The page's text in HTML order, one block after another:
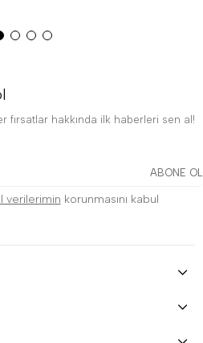
fırsatlar hakkında ilk haberleri sen al!
ABONE OL
verilerimin korunmasını kabul